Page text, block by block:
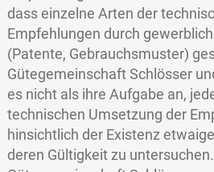
dass einzelne Arten der
Empfehlungen durch
(Patente, Gebrauchsmuster)
Gütegemeinschaft Schlösser
es nicht als ihre Aufgabe an,
technischen Umsetzung der
hinsichtlich der Existenz
deren Gültigkeit zu